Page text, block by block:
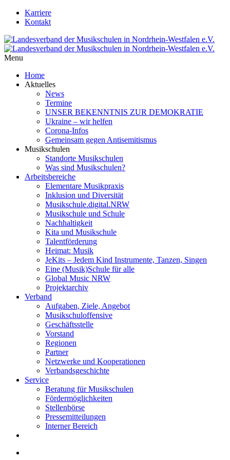
Karriere
Kontakt
Menu
Home
Aktuelles
News
Termine
UNSER BEKENNTNIS ZUR DEMOKRATIE
Ukraine – wir helfen
Corona-Infos
Gemeinsam gegen Antisemitismus
Musikschulen
Standorte Musikschulen
Was sind Musikschulen?
Arbeitsbereiche
Elementare Musikpraxis
Inklusion und Diversität
Musikschule.digital.NRW
Musikschule und Schule
Nachhaltigkeit
Kita und Musikschule
Talentförderung
Heimat: Musik
JeKits – Jedem Kind Instrumente, Tanzen, Singen
Eine (Musik)Schule für alle
Global Music NRW
Projektarchiv
Verband
Aufgaben, Ziele, Angebot
Musikschuloffensive
Geschäftsstelle
Vorstand
Regionen
Partner
Netzwerke und Kooperationen
Verbandsgeschichte
Service
Beratung für Musikschulen
Fördermöglichkeiten
Stellenbörse
Pressemitteilungen
Interner Bereich